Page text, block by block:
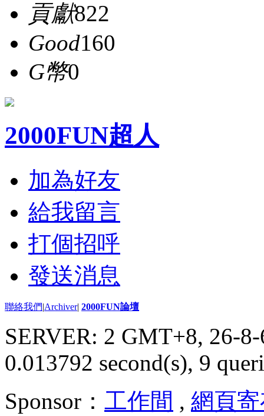
貢獻822
Good160
G幣0
2000FUN超人
加為好友
給我留言
打個招呼
發送消息
聯絡我們|Archiver| 2000FUN論壇
SERVER: 2 GMT+8, 26-
0.013792 second(s), 9
Sponsor： 工作間 , 網頁